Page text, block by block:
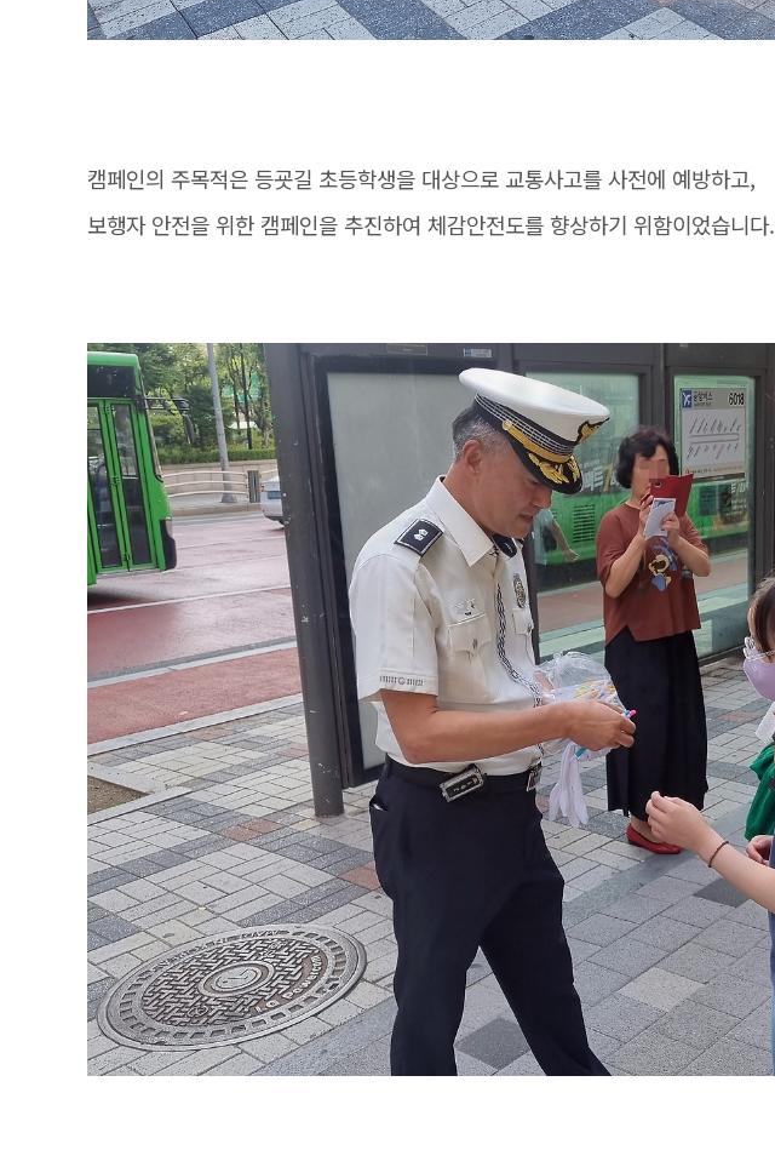
캠페인의 주목적은 등굣길 초등학생을 대상으로 교통사고를 사전에 예방하고,
보행자 안전을 위한 캠페인을 추진하여 체감안전도를 향상하기 위함이었습니다.